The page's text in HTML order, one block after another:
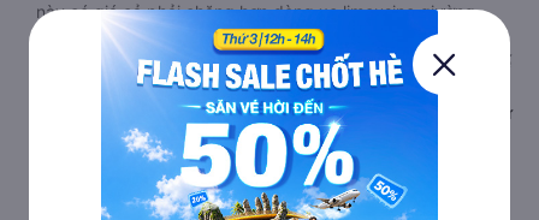
này có giá cả phải chăng hơn dòng xe limousine giường
phòng cabin 22 chỗ và đang được nhiều hành khách lựa
chọn. Trong tương lai không xa, đây chính là loại xe thay thế
xe giường nằm thông thường.
c. Xe limousine giường phòng cabin đi Hóc Môn - Sài Gòn từ
Đăk Mil - Đắk Nông VIP sang trọng, êm ái, chất lượng dịch
vụ cao 20 -22 chỗ
Loại xe limousine giường phòng từ Đăk Mil - Đắk Nông đi